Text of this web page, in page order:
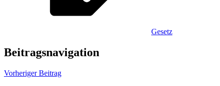
Gesetz
Beitragsnavigation
Vorheriger Beitrag